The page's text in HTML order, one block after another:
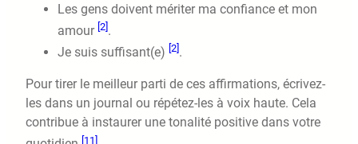
Les gens doivent mériter ma confiance et mon
amour [2] .
Je suis suffisant(e) [2] .
Pour tirer le meilleur parti de ces affirmations, écrivez-
les dans un journal ou répétez-les à voix haute. Cela
contribue à instaurer une tonalité positive dans votre
[11]